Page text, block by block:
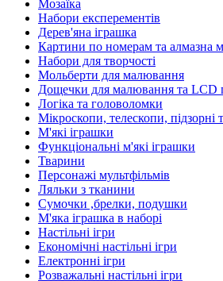
Мозаїка
Набори експерементів
Дерев'яна іграшка
Картини по номерам та алмазна
Набори для творчості
Мольберти для малювання
Дощечки для малювання та LCD
Логіка та головоломки
Мікроскопи, телескопи, підзорні
М'які іграшки
Функціональні м'які іграшки
Тварини
Персонажі мультфільмів
Ляльки з тканини
Сумочки ,брелки, подушки
М'яка іграшка в наборі
Настільні ігри
Економічні настільні ігри
Електронні ігри
Розважальні настільні ігри